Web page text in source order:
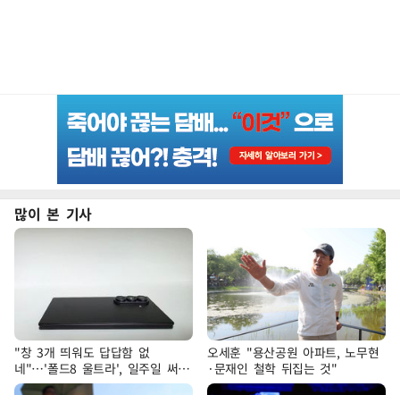
많이 본 기사
"창 3개 띄워도 답답함 없
네"…'폴드8 울트라', 일주일 써보
니
오세훈 "용산공원 아파트, 노무현
·문재인 철학 뒤집는 것"